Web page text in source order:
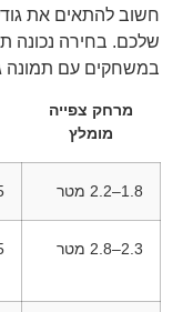
חשוב להתאים את
שלכם. בחירה נכונה
במשחקים עם תמונה
מרחק צפייה
מומלץ
1.8–2.2 מטר
2.3–2.8 מטר